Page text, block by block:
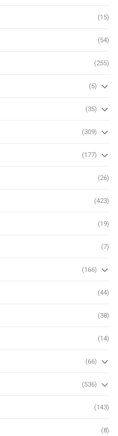
(15)
(54)
(255)
(5)
(35)
(309)
(177)
(26)
(423)
(19)
(7)
(166)
(44)
(38)
(14)
(66)
(536)
(143)
(8)